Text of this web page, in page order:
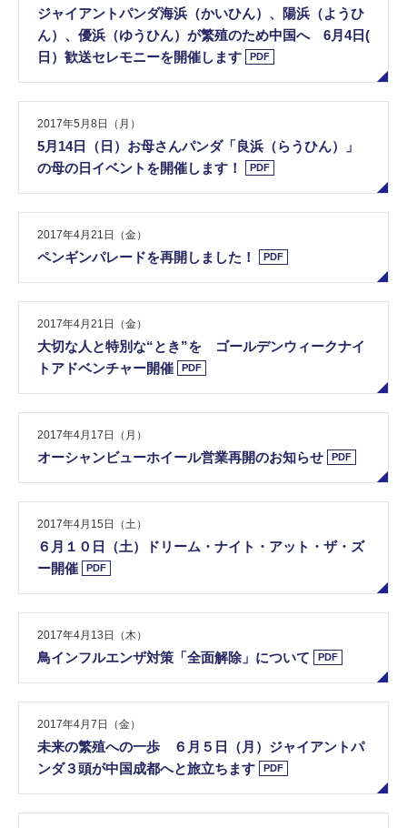
ジ​ャ​イ​ア​ン​ト​パ​ン​ダ​海​浜​（​か​い​ひ​ん​）​、​陽​浜​（​よ​う​ひ​
ん​）​、​優​浜​（​ゆ​う​ひ​ん​）​が​繁​殖​の​た​め​中​国​へ​ ​6​月​4​日​(​
日​）​歓​送​セ​レ​モ​ニ​ー​を​開​催​し​ま​す
PDF
2017年5月8日（月）
5​月​1​4​日​（​日​）​お​母​さ​ん​パ​ン​ダ​「​良​浜​（​ら​う​ひ​ん​）​」​
の​母​の​日​イ​ベ​ン​ト​を​開​催​し​ま​す​！
PDF
2017年4月21日（金）
ペ​ン​ギ​ン​パ​レ​ー​ド​を​再​開​し​ま​し​た​！ PDF
2017年4月21日（金）
大​切​な​人​と​特​別​な​“​と​き​”​を​ ​ゴ​ー​ル​デ​ン​ウ​ィ​ー​ク​ナ​イ​
ト​ア​ド​ベ​ン​チ​ャ​ー​開​催
PDF
2017年4月17日（月）
オ​ー​シ​ャ​ン​ビ​ュ​ー​ホ​イ​ー​ル​営​業​再​開​の​お​知​ら​せ PDF
2017年4月15日（土）
６​月​１​０​日​（​土​）​ド​リ​ー​ム​・​ナ​イ​ト​・​ア​ッ​ト​・​ザ​・​ズ​
ー​開​催
PDF
2017年4月13日（木）
鳥​イ​ン​フ​ル​エ​ン​ザ​対​策​「​全​面​解​除​」​に​つ​い​て PDF
2017年4月7日（金）
未​来​の​繁​殖​へ​の​一​歩​ ​６​月​５​日​（​月​）​ジ​ャ​イ​ア​ン​ト​パ​
ン​ダ​３​頭​が​中​国​成​都​へ​と​旅​立​ち​ま​す
PDF